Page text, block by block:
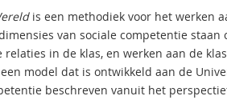
is een methodiek voor het werken
van sociale competentie
in de klas, en werken aan de
model dat is ontwikkeld aan de
beschreven vanuit het